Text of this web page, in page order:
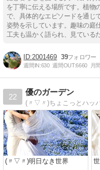
を丁寧に伝える場所です。植物
で、具体的なエピソードを通じ
姿勢を示しています。趣味の庭
工夫も温かく語られ、見ている
2001469 39
週間IN:630 週間OUT:6660 月
22
優のガーデン
(〃▽〃)ちょこっとハッ
(〃▽〃)明日なき世界